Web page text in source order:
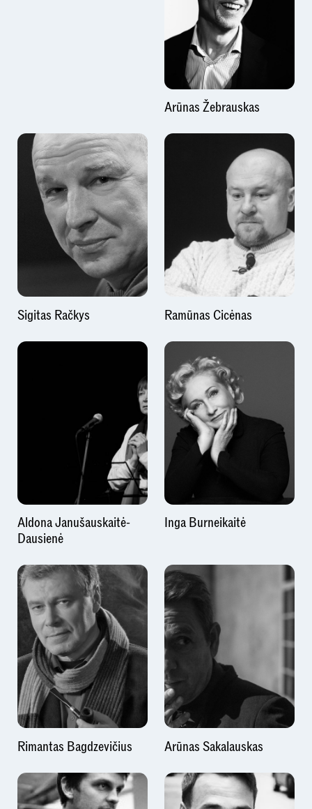
Arūnas Žebrauskas
Sigitas Račkys Ramūnas Cicėnas
Aldona Janušauskaitė-
Dausienė
Inga Burneikaitė
Rimantas Bagdzevičius Arūnas Sakalauskas